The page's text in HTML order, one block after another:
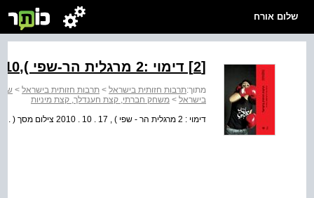
שלום אורח
[2] דימוי :2 מרגלית הר-שפי ),17.10.2010 צילום מסך(.
מתוך:תרבות חזותית בישראל > תרבות חזותית בישראל >
בישראל > משחק חברתי, קצת חענדלך, קצת מיניות
דימוי : 2 מרגלית הר - שפי ) , 17 . 10 . 2010 צילום מסך ( .